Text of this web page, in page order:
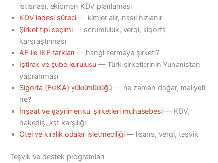
istisnası, ekipman KDV planlaması
KDV iadesi süreci — kimler alır, nasıl hızlanır
Şirket tipi seçimi — sorumluluk, vergi, sigorta
karşılaştırması
AE ile IKE farkları — hangi sermaye şirketi?
İştirak ve şube kuruluşu — Türk şirketlerinin Yunanistan
yapılanması
Sigorta (ΕΦΚΑ) yükümlülüğü — ne zaman doğar, maliyeti
ne?
İnşaat ve gayrimenkul şirketleri muhasebesi — KDV,
hakediş, kat karşılığı
Otel ve kiralık odalar işletmeciliği — lisans, vergi, teşvik
Teşvik ve destek programları